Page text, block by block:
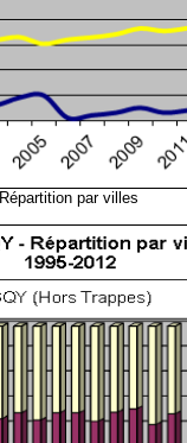
Répartition par villes